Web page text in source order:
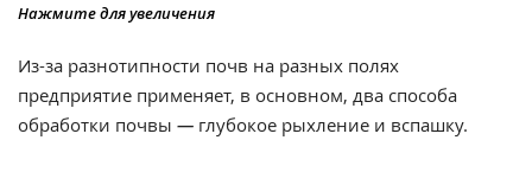
Нажмите для увеличения
Из-за разнотипности почв на разных полях
предприятие применяет, в основном, два способа
обработки почвы — глубокое рыхление и вспашку.